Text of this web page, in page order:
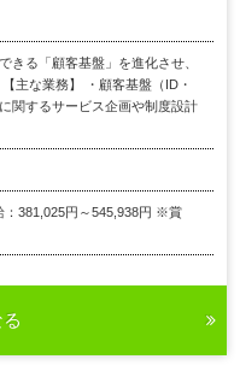
きる「顧客基盤」を進化させ、
主な業務】 ・顧客基盤（ID・
関するサービス企画や制度設計
：381,025円～545,938円 ※賞